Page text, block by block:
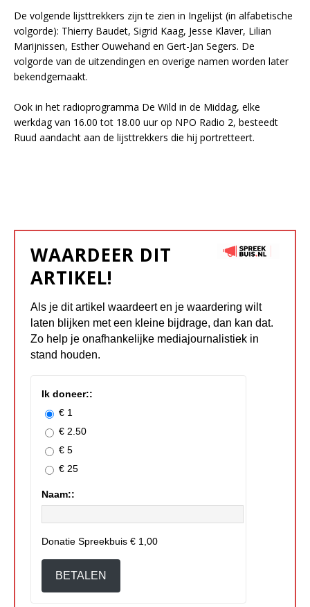
De volgende lijsttrekkers zijn te zien in Ingelijst (in alfabetische
volgorde): Thierry Baudet, Sigrid Kaag, Jesse Klaver, Lilian
Marijnissen, Esther Ouwehand en Gert-Jan Segers. De
volgorde van de uitzendingen en overige namen worden later
bekendgemaakt.
Ook in het radioprogramma De Wild in de Middag, elke
werkdag van 16.00 tot 18.00 uur op NPO Radio 2, besteedt
Ruud aandacht aan de lijsttrekkers die hij portretteert.
WAARDEER DIT
ARTIKEL!
Als je dit artikel waardeert en je waardering wilt
laten blijken met een kleine bijdrage, dan kan dat.
Zo help je onafhankelijke mediajournalistiek in
stand houden.
Ik doneer::
€ 1
€ 2.50
€ 5
€ 25
Naam::
Donatie Spreekbuis € 1,00
BETALEN